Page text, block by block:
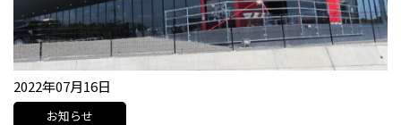
2022年07月16日
お知らせ